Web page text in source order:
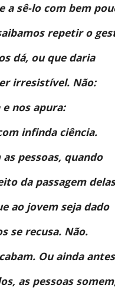
a sê-lo com bem
repetir o
dá, ou que daria
irresistível. Não:
nos apura:
infinda ciência.
pessoas, quando
da passagem
ao jovem seja dado
se recusa. Não.
Ou ainda antes
as pessoas